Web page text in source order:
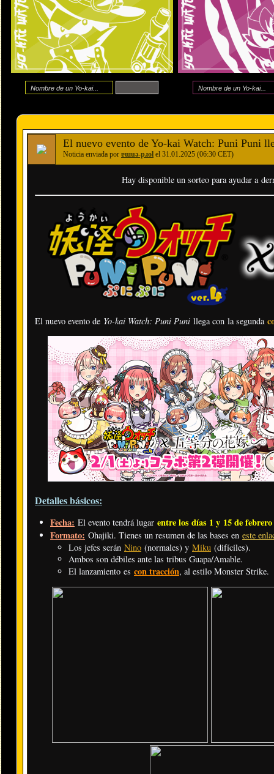
El nuevo evento de Yo-kai Watch: Puni Puni
Noticia enviada por ɐɯuǝ-pɹol el 31.01.2025 (06:30 CET)
Hay disponible un sorteo para ayudar a
El nuevo evento de Yo-kai Watch: Puni Puni llega con la segunda
Detalles básicos:
Fecha: El evento tendrá lugar entre los días 1 y 15 de febrero
Formato: Ohajiki. Tienes un resumen de las bases en este
Los jefes serán Nino (normales) y Miku (difíciles).
Ambos son débiles ante las tribus Guapa/Amable.
El lanzamiento es con tracción, al estilo Monster Strike.